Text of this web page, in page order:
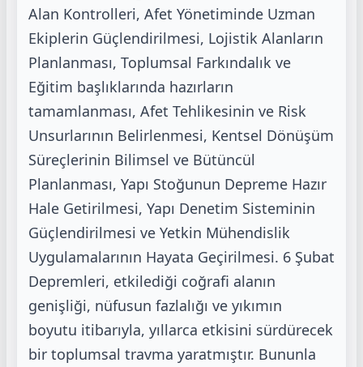
Alan Kontrolleri, Afet Yönetiminde Uzman
Ekiplerin Güçlendirilmesi, Lojistik Alanların
Planlanması, Toplumsal Farkındalık ve
Eğitim başlıklarında hazırların
tamamlanması, Afet Tehlikesinin ve Risk
Unsurlarının Belirlenmesi, Kentsel Dönüşüm
Süreçlerinin Bilimsel ve Bütüncül
Planlanması, Yapı Stoğunun Depreme Hazır
Hale Getirilmesi, Yapı Denetim Sisteminin
Güçlendirilmesi ve Yetkin Mühendislik
Uygulamalarının Hayata Geçirilmesi. 6 Şubat
Depremleri, etkilediği coğrafi alanın
genişliği, nüfusun fazlalığı ve yıkımın
boyutu itibarıyla, yıllarca etkisini sürdürecek
bir toplumsal travma yaratmıştır. Bununla